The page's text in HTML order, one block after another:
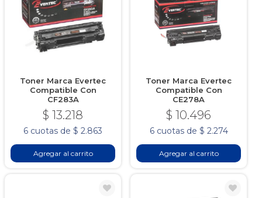
Toner Marca Evertec
Compatible Con
CF283A
$ 13.218
6 cuotas de $ 2.863
Agregar al carrito
Toner Marca Evertec
Compatible Con
CE278A
$ 10.496
6 cuotas de $ 2.274
Agregar al carrito